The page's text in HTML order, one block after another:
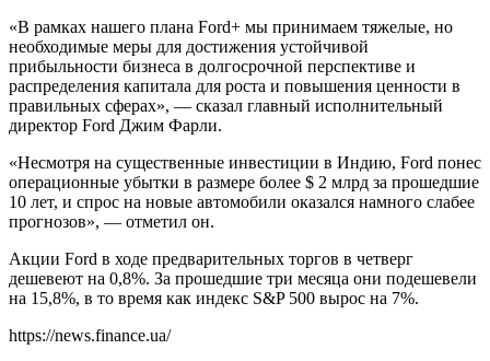
«В рамках нашего плана Ford+ мы принимаем тяжелые, но
необходимые меры для достижения устойчивой
прибыльности бизнеса в долгосрочной перспективе и
распределения капитала для роста и повышения ценности в
правильных сферах», — сказал главный исполнительный
директор Ford Джим Фарли.
«Несмотря на существенные инвестиции в Индию, Ford понес
операционные убытки в размере более $ 2 млрд за прошедшие
10 лет, и спрос на новые автомобили оказался намного слабее
прогнозов», — отметил он.
Акции Ford в ходе предварительных торгов в четверг
дешевеют на 0,8%. За прошедшие три месяца они подешевели
на 15,8%, в то время как индекс S&P 500 вырос на 7%.
https://news.finance.ua/